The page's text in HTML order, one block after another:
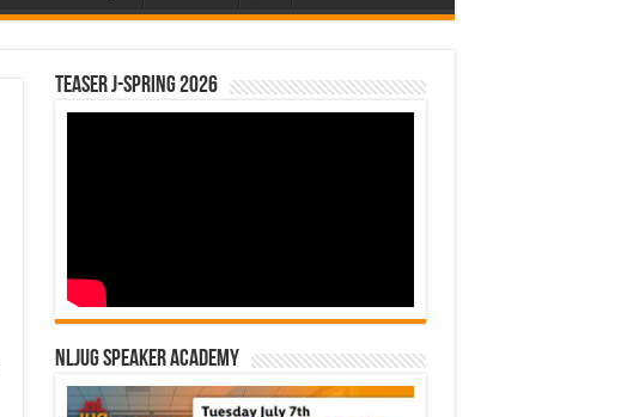
Teaser J-Spring 2026
NLJUG Speaker Academy